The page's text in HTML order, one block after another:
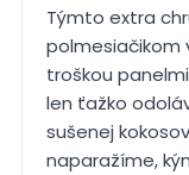
Týmto extra
polmesiačikom
troškou
len ťažko
sušenej
naparažíme,